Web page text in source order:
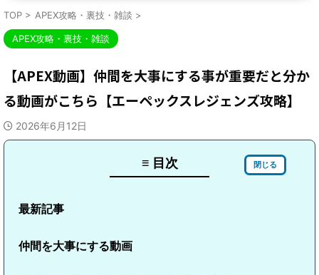
TOP > APEX攻略・裏技・雑談 >
APEX攻略・裏技・雑談
【APEX動画】仲間を大事にする事が重要だと分か
る動画がこちら【エーペックスレジェンズ攻略】
2026年6月12日
≡ 目次 閉じる
最新記事
仲間を大事にする動画